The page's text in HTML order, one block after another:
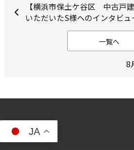
【横浜市保土ケ谷区 中古戸
いただいたS様へのインタビュ
一覧へ
8
JA